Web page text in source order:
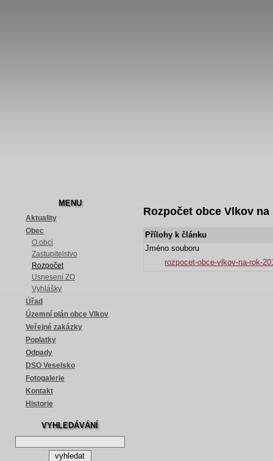
MENU
Aktuality
Obec
O obci
Zastupitelstvo
Rozpočet
Usnesení ZO
Vyhlášky
Úřad
Územní plán obce Vlkov
Veřejné zakázky
Poplatky
Odpady
DSO Veselsko
Fotogalerie
Kontakt
Historie
VYHLEDÁVÁNÍ
Rozpočet obce Vlkov na
Přílohy k článku
Jméno souboru
rozpocet-obce-vlkov-na-rok-